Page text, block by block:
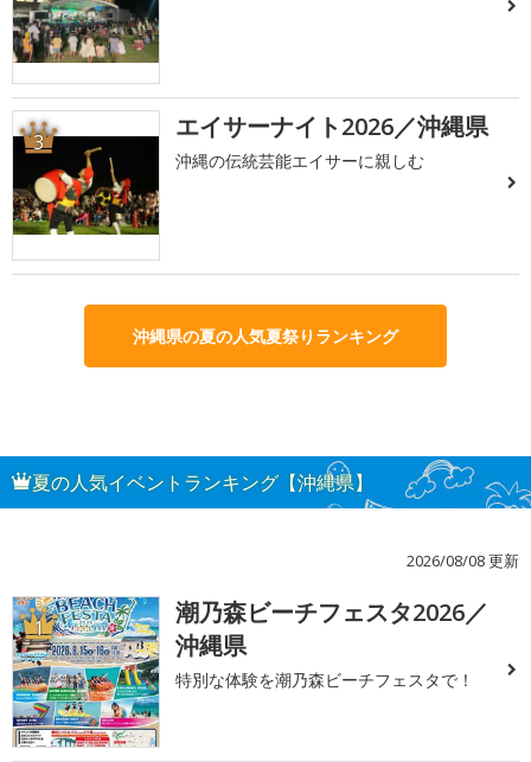
3 エイサーナイト2026／沖縄県
沖縄の伝統芸能エイサーに親しむ
沖縄県の夏の人気夏祭りランキング
夏の人気イベントランキング【沖縄県】
2026/08/08 更新
1
潮乃森ビーチフェスタ2026／
沖縄県
特別な体験を潮乃森ビーチフェスタで！